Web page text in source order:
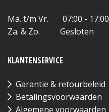
Ma. t/m Vr. 07:00 - 17:00
Za. & Zo. Gesloten
KLANTENSERVICE
Garantie & retourbeleid
Betalingsvoorwaarden
Algemene voorwaarden